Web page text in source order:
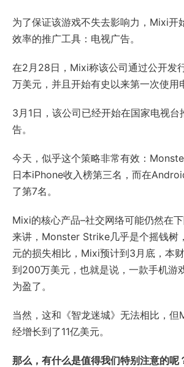
为了保证该游戏不失去影响力，Mixi开
效率的推广工具：电视广告。
在2月28日，Mixi称该公司通过公开发
万美元，并且开始有史以来第一次使用
3月1日，该公司已经开始在国家电视台
告。
今天，似乎这个策略非常有效：
日本iPhone收入榜第三名，而在
了第7名。
Mixi的核心产品–社交网络可能仍然在
来讲，Monster Strike几乎是个摇钱树
元的损失相比，Mixi预计到3月底，本
到200万美元，也就是说，一款手机游
为盈了。
当然，这和《智龙迷城》无法相比，但
经增长到了11亿美元。
那么，有什么是值得我们特别注意的呢